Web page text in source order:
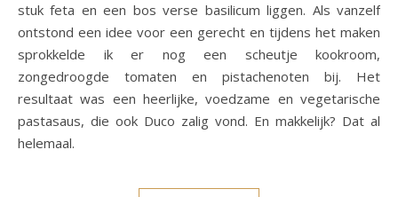
stuk feta en een bos verse basilicum liggen. Als vanzelf
ontstond een idee voor een gerecht en tijdens het maken
sprokkelde ik er nog een scheutje kookroom,
zongedroogde tomaten en pistachenoten bij. Het
resultaat was een heerlijke, voedzame en vegetarische
pastasaus, die ook Duco zalig vond. En makkelijk? Dat al
helemaal.